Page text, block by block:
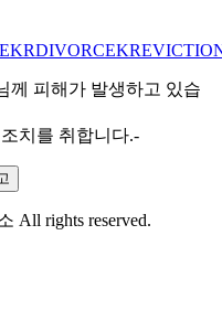
KRDIVORCE
께 피해가 발생하고 있습
치를 취합니다.-
All rights reserved.